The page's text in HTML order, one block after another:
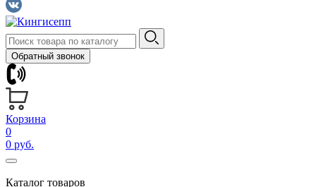
Обратный звонок
Корзина
0
0 руб.
Каталог товаров